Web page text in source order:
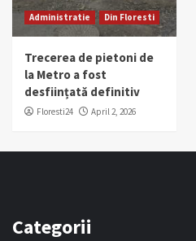
Administratie Din Floresti
Trecerea de pietoni de
la Metro a fost
desființată definitiv
Floresti24 April 2, 2026
Categorii